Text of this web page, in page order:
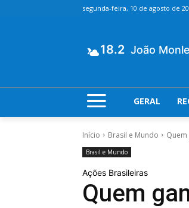
segunda-feira, 10 de agosto de
18.2 João
GERAL
Início Brasil e Mundo
Brasil e Mundo
Ações Brasileiras
Quem